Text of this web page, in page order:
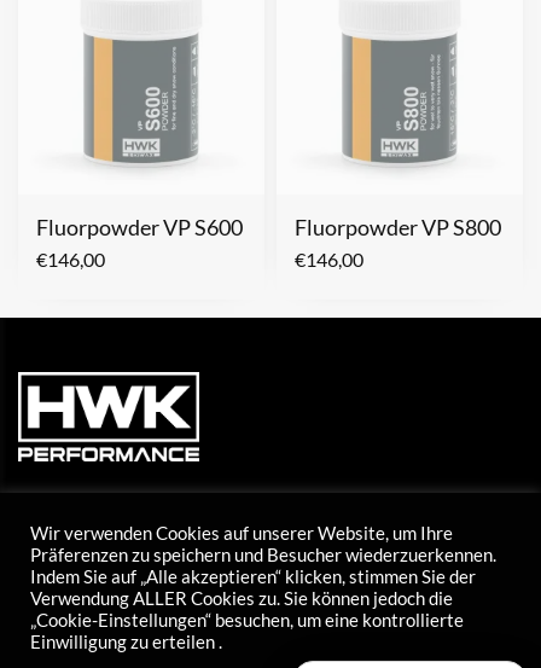
Fluorpowder VP S600
€146,00
Fluorpowder VP S800
€146,00
Tel: +43 5373 424 20
E-Mail: info@hwk-skiwax.com
Wir verwenden Cookies auf unserer Website, um Ihre
Präferenzen zu speichern und Besucher wiederzuerkennen.
Indem Sie auf „Alle akzeptieren“ klicken, stimmen Sie der
Verwendung ALLER Cookies zu. Sie können jedoch die
„Cookie-Einstellungen“ besuchen, um eine kontrollierte
Einwilligung zu erteilen .